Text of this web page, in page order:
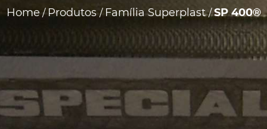
Home / Produtos/ Família Superplast/SP 400®